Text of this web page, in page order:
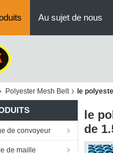
Au sujet de nous
Polyester Mesh Belt le
de convoyeur
de maille
le
de